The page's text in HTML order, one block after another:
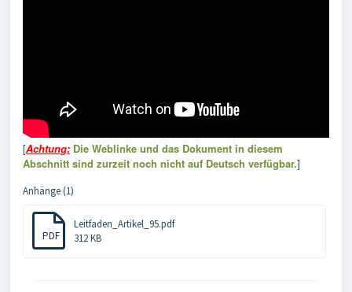
[Achtung: Die Weblinke und das Dokument in diesem
Abschnitt sind zurzeit noch nicht auf Deutsch verfügbar.]
Anhänge (1)
PDF
Leitfaden_Artikel_95.pdf
312 KB